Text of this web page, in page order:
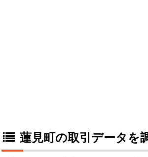
蓮見町の取引データを